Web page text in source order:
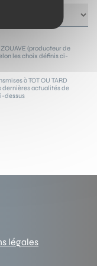
(producteur de
les choix définis ci-
à TOT OU TARD
dernières actualités de
dessus
légales